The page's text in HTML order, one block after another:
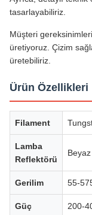
tasarlayabiliriz.
Müşteri
üretiyoruz. Çizim
üretebiliriz.
Ürün Özellikleri
Filament
Lamba
Reflektörü
Gerilim 55-
Güç 200-